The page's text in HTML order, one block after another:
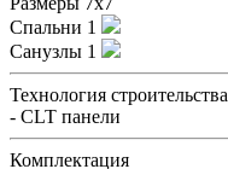
Спальни 1
Санузлы 1
Технология строительства
- CLT панели
Комплектация